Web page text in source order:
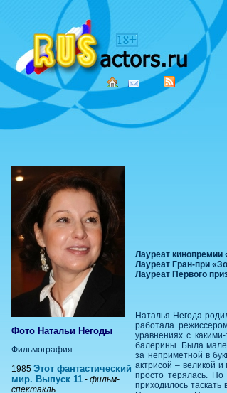
Фото Натальи Негоды
Фильмография:
1985Этот фантастический
мир. Выпуск 11 -фильм-
спектакль
Лауреат
Лауреат Гран-при
Лауреат Пеpвого
Наталья Негода
работала
уравнениях с
балерины. Была
за неприметной в
актрисой – великой
просто терялась.
приходилось